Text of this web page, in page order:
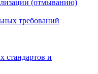
(отмыванию)
требований
стандартов и